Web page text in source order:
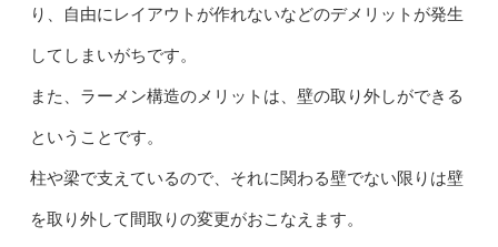
り、自由にレイアウトが作れないなどのデメリットが発生
してしまいがちです。
また、ラーメン構造のメリットは、壁の取り外しができる
ということです。
柱や梁で支えているので、それに関わる壁でない限りは壁
を取り外して間取りの変更がおこなえます。